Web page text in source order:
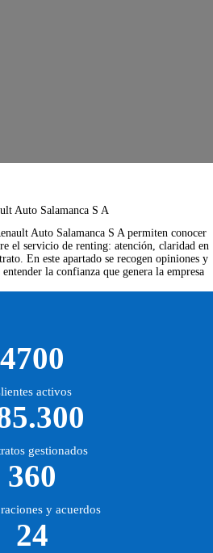
Auto Salamanca S A
Auto Salamanca S A permiten conocer
el servicio de renting: atención, claridad en
En este apartado se recogen opiniones y
la confianza que genera la empresa
4700
activos
gestionados
360
y acuerdos
24